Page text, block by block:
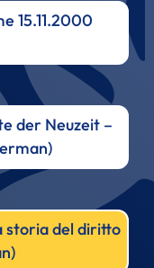
15.11.2000
der Neuzeit –
storia del diritto